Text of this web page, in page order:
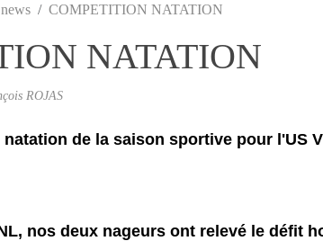
COMPETITION NATATION
NATATION
ROJAS
de la saison sportive pour l'US
nos deux nageurs ont relevé le défit